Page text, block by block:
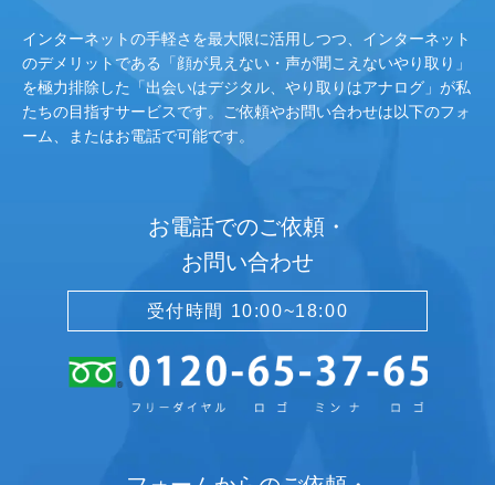
インターネットの手軽さを最大限に活用しつつ、インターネット
のデメリットである「顔が見えない・声が聞こえないやり取り」
を極力排除した「出会いはデジタル、やり取りはアナログ」が私
たちの目指すサービスです。ご依頼やお問い合わせは以下のフォ
ーム、またはお電話で可能です。
お電話でのご依頼・
お問い合わせ
受付時間 10:00~18:00